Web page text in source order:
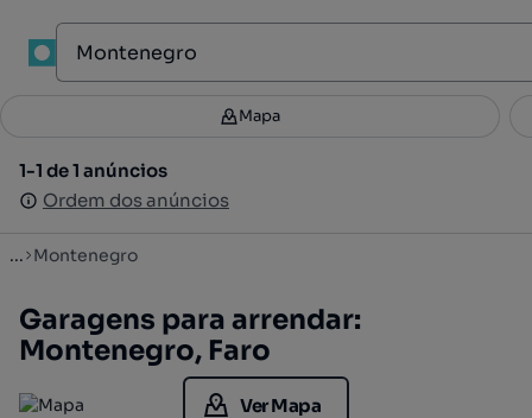
Filtros 3
1-1 de 1 anúncios
Ordem dos anúncios
Mapa
1-1 de 1 anúncios
Ordem dos anúncios
... Montenegro
Garagens para arrendar:
Montenegro, Faro
Ver Mapa